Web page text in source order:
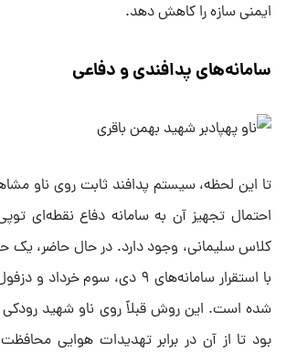
ایمنی سازه را کاهش دهد.
سامانه‌های پدافندی و دفاعی
تا این لحظه، سیستم پدافند ثابت روی ناو
احتمال تجهیز آن به سامانه دفاع نقطه‌ای
کلاس سلیمانی، وجود دارد. در حال حاضر، یک
با استقرار سامانه‌های ۹ دی، سوم
شده است. این روش قبلاً روی ناو شهید رودکی
بود تا از آن در برابر تهدیدات هوایی